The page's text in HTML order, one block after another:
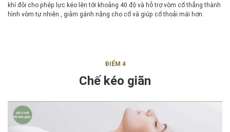
khí đôi cho phép lực kéo lên tới khoảng 40 độ và hỗ trợ vòm cổ thẳng thành
hình vòm tự nhiên , giảm gánh nặng cho cổ và giúp cổ thoải mái hơn.
ĐIỂM 4
Chế kéo giãn